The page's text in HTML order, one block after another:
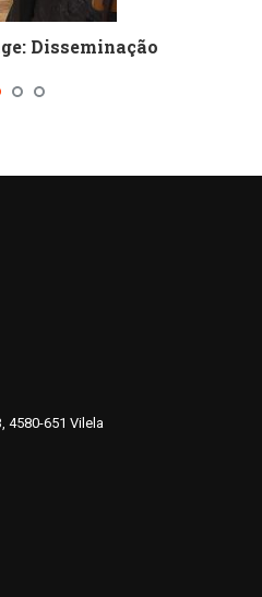
Disseminação
4580-651 Vilela